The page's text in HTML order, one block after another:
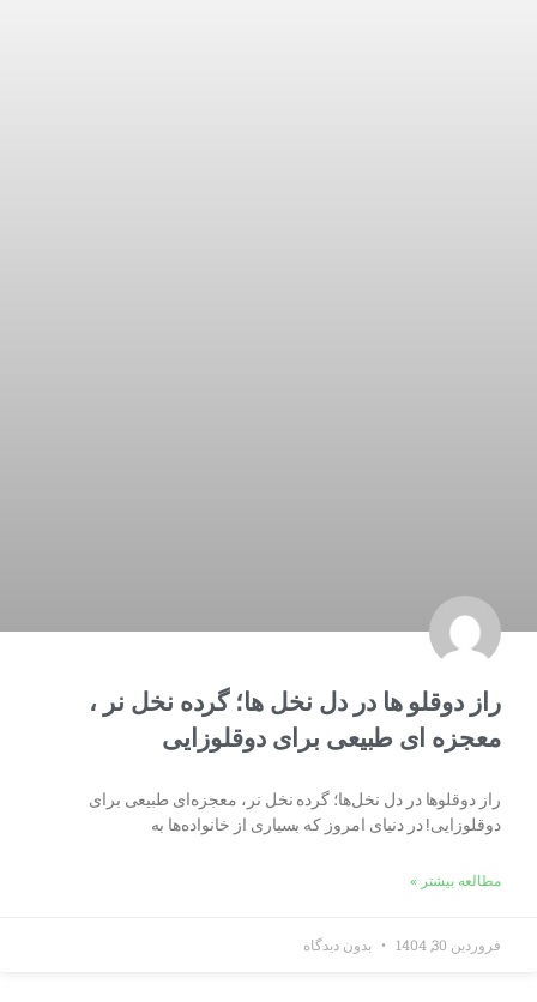
راز دوقلو ها در دل نخل ها؛ گرده نخل نر ،
معجزه ای طبیعی برای دوقلوزایی
راز دوقلوها در دل نخل‌ها؛ گرده نخل نر، معجزه‌ای طبیعی برای
دوقلوزایی! در دنیای امروز که بسیاری از خانواده‌ها به
مطالعه بیشتر »
فروردین 30, 1404 بدون دیدگاه